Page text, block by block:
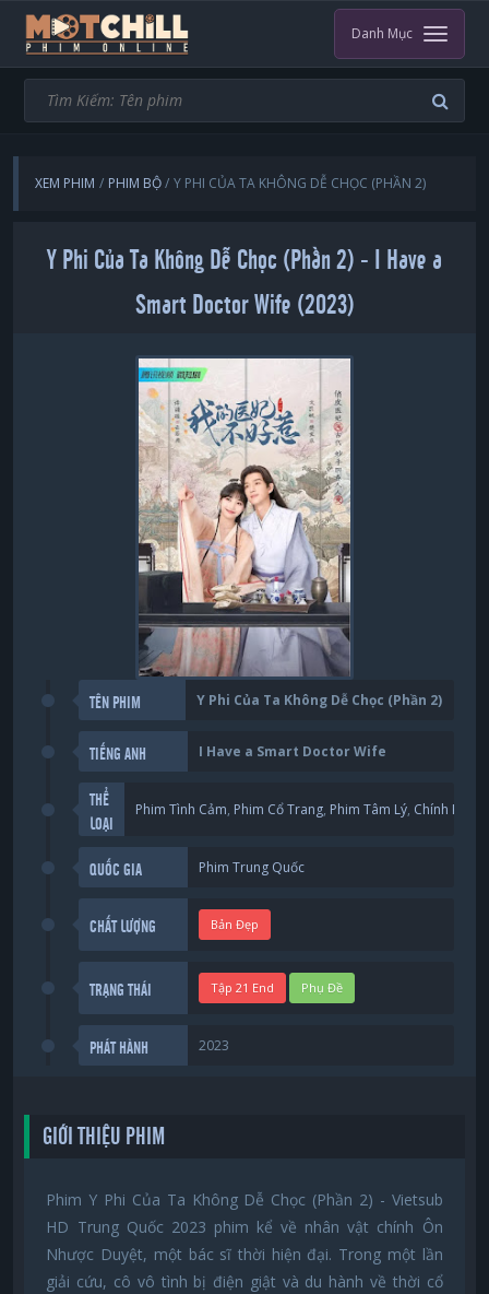
Danh Mục
XEM PHIM PHIM BỘ Y PHI CỦA TA KHÔNG DỄ CHỌC (PHẦN 2)
Y Phi Của Ta Không Dễ Chọc (Phần 2) - I Have a
Smart Doctor Wife (2023)
TÊN PHIM Y Phi Của Ta Không Dễ Chọc (Phần 2)
TIẾNG ANH I Have a Smart Doctor Wife
THỂ
LOẠI
Phim Tình Cảm, Phim Cổ Trang, Phim Tâm Lý, Chính Kịch
QUỐC GIA Phim Trung Quốc
CHẤT LƯỢNG Bản Đẹp
TRẠNG THÁI Tập 21 End Phụ Đề
PHÁT HÀNH 2023
GIỚI THIỆU PHIM
Phim Y Phi Của Ta Không Dễ Chọc (Phần 2) - Vietsub
HD Trung Quốc 2023 phim kể về nhân vật chính Ôn
Nhược Duyệt, một bác sĩ thời hiện đại. Trong một lần
giải cứu, cô vô tình bị điện giật và du hành về thời cổ